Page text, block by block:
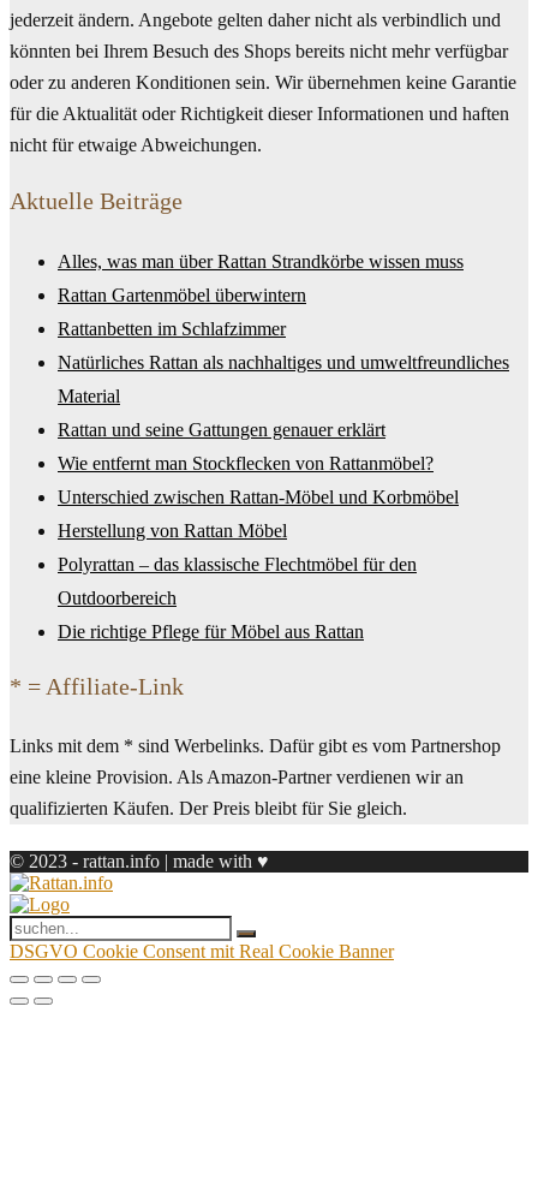
jederzeit ändern. Angebote gelten daher nicht als verbindlich und
könnten bei Ihrem Besuch des Shops bereits nicht mehr verfügbar
oder zu anderen Konditionen sein. Wir übernehmen keine Garantie
für die Aktualität oder Richtigkeit dieser Informationen und haften
nicht für etwaige Abweichungen.
Aktuelle Beiträge
Alles, was man über Rattan Strandkörbe wissen muss
Rattan Gartenmöbel überwintern
Rattanbetten im Schlafzimmer
Natürliches Rattan als nachhaltiges und umweltfreundliches
Material
Rattan und seine Gattungen genauer erklärt
Wie entfernt man Stockflecken von Rattanmöbel?
Unterschied zwischen Rattan-Möbel und Korbmöbel
Herstellung von Rattan Möbel
Polyrattan – das klassische Flechtmöbel für den
Outdoorbereich
Die richtige Pflege für Möbel aus Rattan
* = Affiliate-Link
Links mit dem * sind Werbelinks. Dafür gibt es vom Partnershop
eine kleine Provision. Als Amazon-Partner verdienen wir an
qualifizierten Käufen. Der Preis bleibt für Sie gleich.
© 2023 - rattan.info | made with ♥
DSGVO Cookie Consent mit Real Cookie Banner